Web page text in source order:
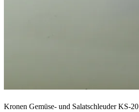
Kronen Gemüse- und Salatschleuder KS-20